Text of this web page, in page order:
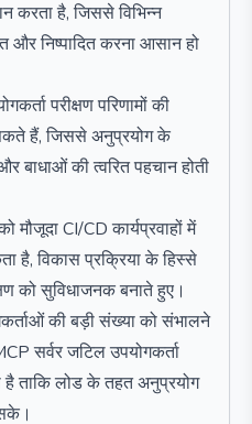
करता है, जिससे विभिन्न
और निष्पादित करना आसान हो
परीक्षण परिणामों की
हैं, जिससे अनुप्रयोग के
बाधाओं की त्वरित पहचान होती
CI/CD कार्यप्रवाहों में
है, विकास प्रक्रिया के हिस्से
को सुविधाजनक बनाते हुए।
की बड़ी संख्या को संभालने
सर्वर जटिल उपयोगकर्ता
ताकि लोड के तहत अनुप्रयोग